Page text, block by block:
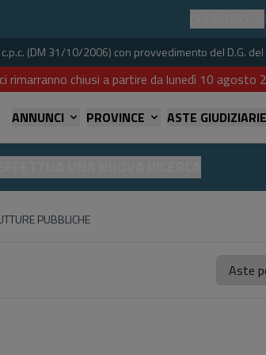
(DM 31/10/2006) con provvedimento del D.G.
chiusi a partire da lunedì 10
ANNUNCI PROVINCE ASTE GIUDIZIARIE
PUBBLICHE